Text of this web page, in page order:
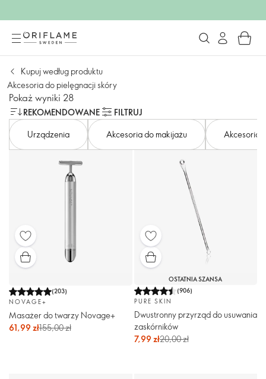
Kupuj według produktu
Akcesoria do pielęgnacji skóry
Pokaż wyniki 28
REKOMENDOWANE
FILTRUJ
Urządzenia
Akcesoria do makijażu Akcesoria
(203)
NOVAGE+
Masażer do twarzy Novage+
61,99 zł155,00 zł
OSTATNIA SZANSA
(906)
PURE SKIN
Dwustronny przyrząd do usuwania
zaskórników
7,99 zł20,00 zł